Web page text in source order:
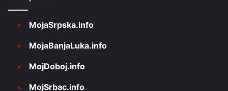
MojaSrpska.info
MojaBanjaLuka.info
MojDoboj.info
MojSrbac.info